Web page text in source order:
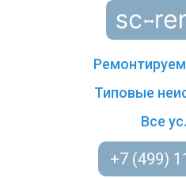
Типовые
Все
+7 (499)